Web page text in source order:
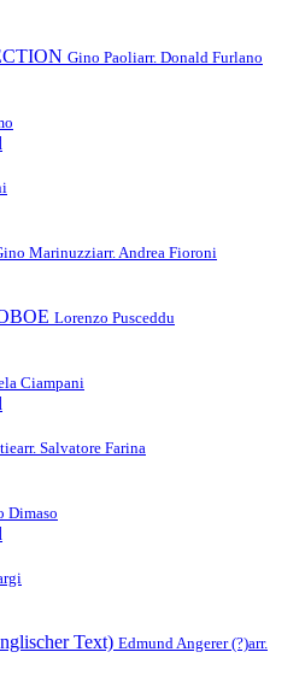
Gino Paoliarr. Donald Furlano
Marinuzziarr. Andrea Fioroni
Lorenzo Pusceddu
Ciampani
arr. Salvatore Farina
Dimaso
Text) Edmund Angerer (?)arr.